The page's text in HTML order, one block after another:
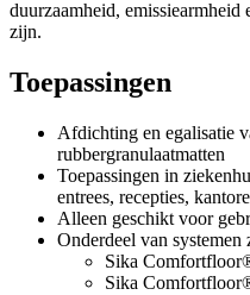
duurzaamheid,
zijn.
Toepassingen
Afdichting en egalisatie
rubbergranulaatmatten
Toepassingen in
entrees, recepties,
Alleen geschikt voor
Onderdeel van systemen
Sika
Sika